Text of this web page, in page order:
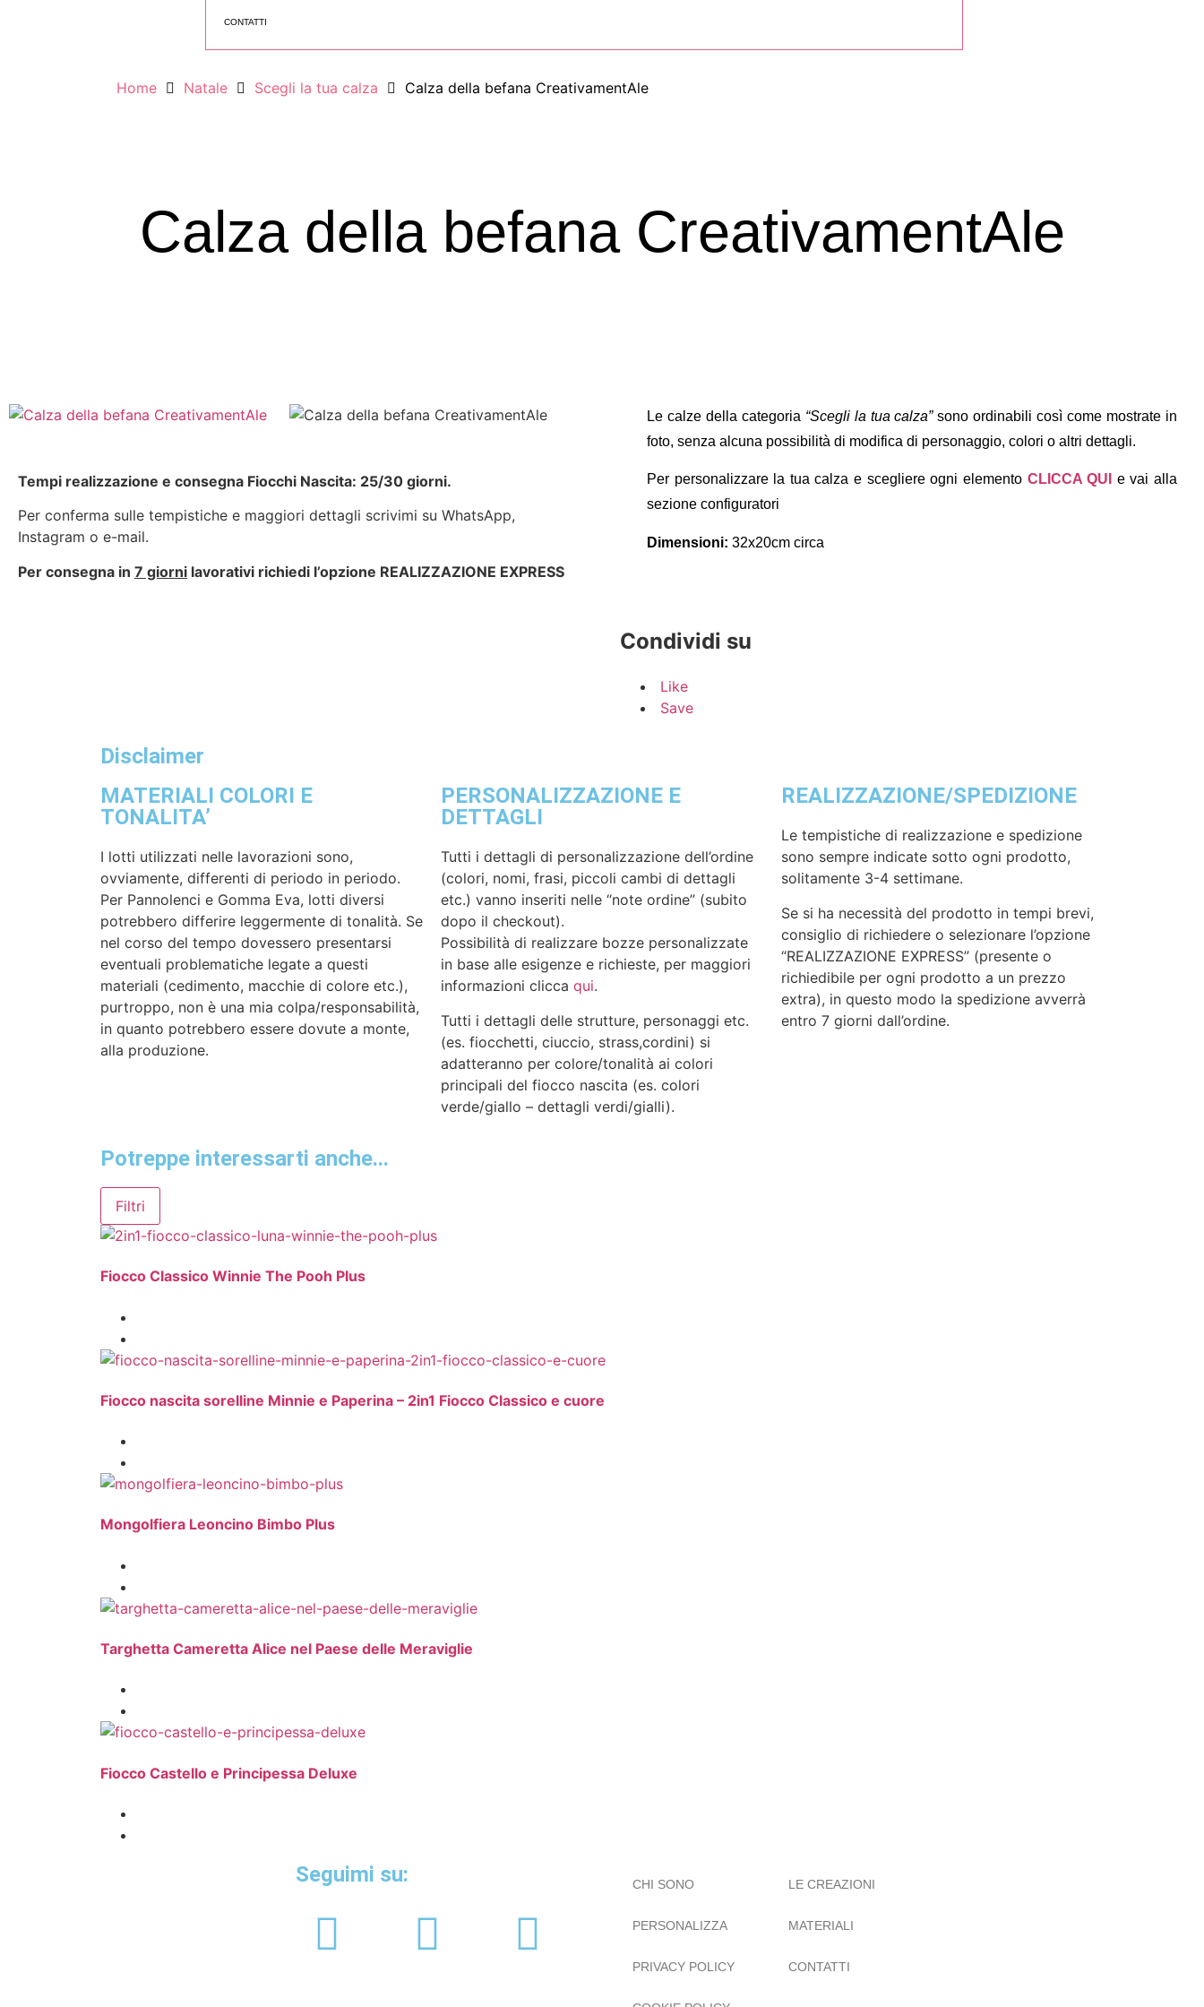
CONTATTI
Home Natale Scegli la tua calza Calza della befana CreativamentAle
Calza della befana CreativamentAle
Tempi realizzazione e consegna Fiocchi Nascita: 25/30 giorni.
Per conferma sulle tempistiche e maggiori dettagli scrivimi su WhatsApp,
Instagram o e-mail.
Per consegna in 7 giorni lavorativi richiedi l’opzione REALIZZAZIONE EXPRESS
Le calze della categoria “Scegli la tua calza”sono ordinabili così come mostrate in
foto, senza alcuna possibilità di modifica di personaggio, colori o altri dettagli.
Per personalizzare la tua calza e scegliere ogni elemento CLICCA QUI
e vai alla
sezione configuratori
Dimensioni: 32x20cm circa
Condividi su
Like
Save
Disclaimer
MATERIALI COLORI E
TONALITA’
I lotti utilizzati nelle lavorazioni sono,
ovviamente, differenti di periodo in periodo.
Per Pannolenci e Gomma Eva, lotti diversi
potrebbero differire leggermente di tonalità. Se
nel corso del tempo dovessero presentarsi
eventuali problematiche legate a questi
materiali (cedimento, macchie di colore etc.),
purtroppo, non è una mia colpa/responsabilità,
in quanto potrebbero essere dovute a monte,
alla produzione.
PERSONALIZZAZIONE E
DETTAGLI
Tutti i dettagli di personalizzazione dell’ordine
(colori, nomi, frasi, piccoli cambi di dettagli
etc.) vanno inseriti nelle “note ordine” (subito
dopo il checkout).
Possibilità di realizzare bozze personalizzate
in base alle esigenze e richieste, per maggiori
informazioni clicca qui.
Tutti i dettagli delle strutture, personaggi etc.
(es. fiocchetti, ciuccio, strass,cordini) si
adatteranno per colore/tonalità ai colori
principali del fiocco nascita (es. colori
verde/giallo – dettagli verdi/gialli).
REALIZZAZIONE/SPEDIZIONE
Le tempistiche di realizzazione e spedizione
sono sempre indicate sotto ogni prodotto,
solitamente 3-4 settimane.
Se si ha necessità del prodotto in tempi brevi,
consiglio di richiedere o selezionare l’opzione
“REALIZZAZIONE EXPRESS” (presente o
richiedibile per ogni prodotto a un prezzo
extra), in questo modo la spedizione avverrà
entro 7 giorni dall’ordine.
Potreppe interessarti anche...
Filtri
Fiocco Classico Winnie The Pooh Plus
Fiocco nascita sorelline Minnie e Paperina – 2in1 Fiocco Classico e cuore
Mongolfiera Leoncino Bimbo Plus
Targhetta Cameretta Alice nel Paese delle Meraviglie
Fiocco Castello e Principessa Deluxe
Seguimi su: CHI SONO
PERSONALIZZA
PRIVACY POLICY
LE CREAZIONI
MATERIALI
CONTATTI